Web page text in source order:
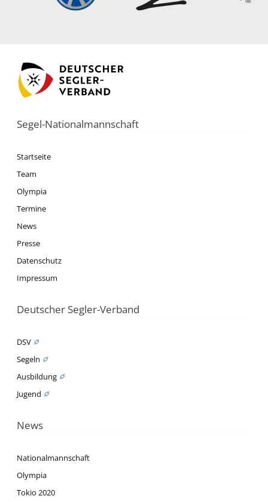
Segel-Nationalmannschaft
Startseite
Team
Olympia
Termine
News
Presse
Datenschutz
Impressum
Deutscher Segler-Verband
DSV
Segeln
Ausbildung
Jugend
News
Nationalmannschaft
Olympia
Tokio 2020